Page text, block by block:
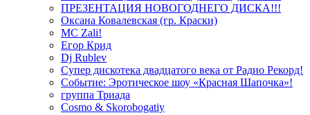
ПРЕЗЕНТАЦИЯ НОВОГОДНЕГО ДИСКА!!!
Оксана Ковалевская (гр. Краски)
MC Zali!
Егор Крид
Dj Rublev
Супер дискотека двадцатого века от Радио Рекорд!
Событие: Эротическое шоу «Красная Шапочка»!
группа Триада
Cosmo & Skorobogatiy